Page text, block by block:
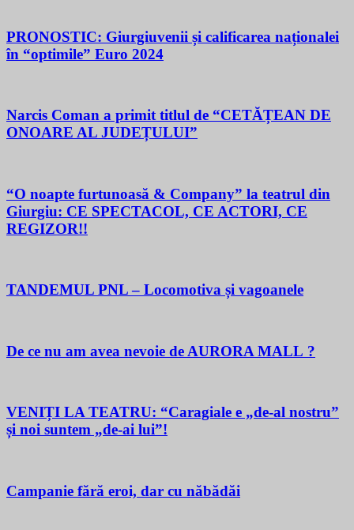
PRONOSTIC: Giurgiuvenii și calificarea naționalei
în “optimile” Euro 2024
Narcis Coman a primit titlul de “CETĂȚEAN DE
ONOARE AL JUDEȚULUI”
“O noapte furtunoasă & Company” la teatrul din
Giurgiu: CE SPECTACOL, CE ACTORI, CE
REGIZOR!!
TANDEMUL PNL – Locomotiva și vagoanele
De ce nu am avea nevoie de AURORA MALL ?
VENIȚI LA TEATRU: “Caragiale e „de-al nostru”
și noi suntem „de-ai lui”!
Campanie fără eroi, dar cu năbădăi